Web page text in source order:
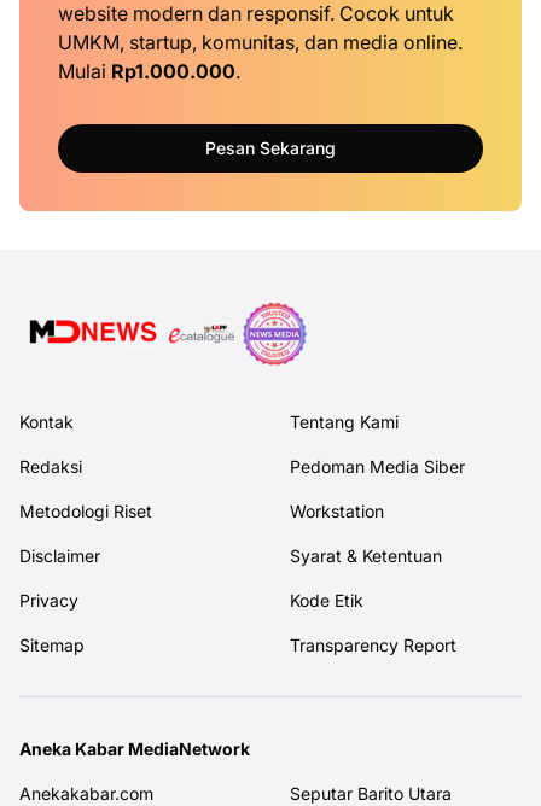
website modern dan responsif. Cocok untuk
UMKM, startup, komunitas, dan media online.
Mulai Rp1.000.000.
Pesan Sekarang
Kontak Tentang Kami
Redaksi Pedoman Media Siber
Metodologi Riset Workstation
Disclaimer Syarat & Ketentuan
Privacy Kode Etik
Sitemap Transparency Report
Aneka Kabar MediaNetwork
Anekakabar.com Seputar Barito Utara